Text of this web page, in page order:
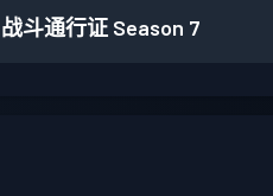
战斗通行证 Season 7